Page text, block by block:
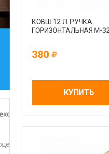
КОВШ 12 Л. РУЧКА
ГОРИЗОНТАЛЬНАЯ М-32
380
КУПИТЬ